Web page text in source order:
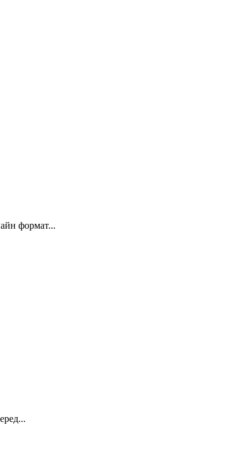
формат...